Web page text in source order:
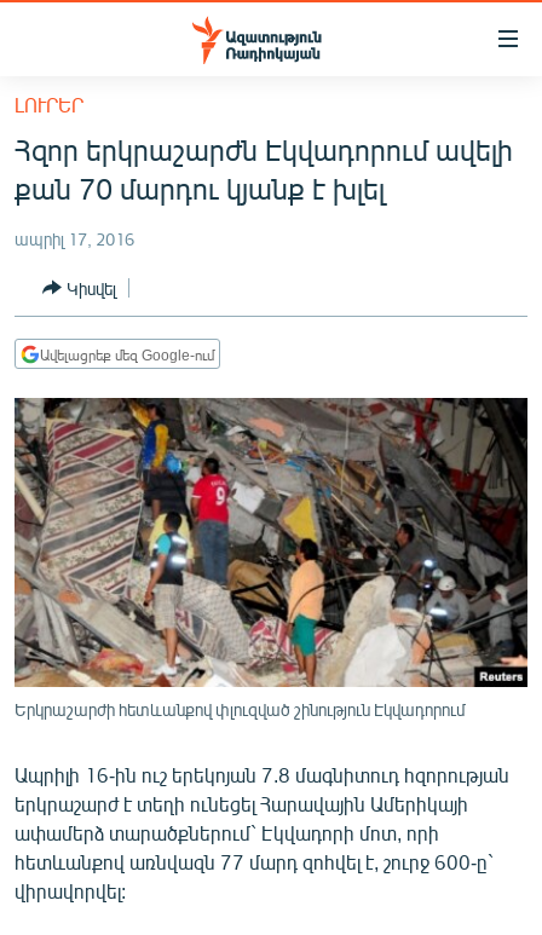
Մատչելիության
հիմնական
բովանդակությանը
Անցնել
հիմնական
մենյուին
ՀԱՅԱՍՏԱՆ
ԸՆՏՐՈՒԹՅՈՒՆՆԵՐ 2026
ԻՐԱՎՈՒՆՔ
ՀԱՍԱՐԱԿՈՒԹՅՈՒՆ
ՂԱՐԱԲԱՂ
ՊԱՏԵՐԱԶՄԻ 6 ՇԱԲԱԹՆԵՐԸ
ՏԱՐԱԾԱՇՐՋԱՆ
ՄԻՋԱԶԳԱՅԻՆ
ՄՇԱԿՈՒՅԹ
ՍՊՈՐՏ
ՄԵԿՆԱԲԱՆՈՒԹՅՈՒՆ
ԿՈՐՈՆԱՎԻՐՈՒՍ
ԱՐԽԻՎ
ՏԵՍԱՆՅՈՒԹԵՐ
ԲԱՆԱՎԵՃ
ԼՈՒՐԵՐ
Հզոր երկրաշարժն Էկվադորում ավելի
քան 70 մարդու կյանք է խլել
ապրիլ 17, 2016
Կիսվել
Ավելացրեք մեզ Google-ում
Երկրաշարժի հետևանքով փլուզված շինություն Էկվադորում
Ապրիլի 16-ին ուշ երեկոյան 7.8 մագնիտուդ հզորության
երկրաշարժ է տեղի ունեցել Հարավային Ամերիկայի
ափամերձ տարածքներում` Էկվադորի մոտ, որի
հետևանքով առնվազն 77 մարդ զոհվել է, շուրջ 600-ը`
վիրավորվել: